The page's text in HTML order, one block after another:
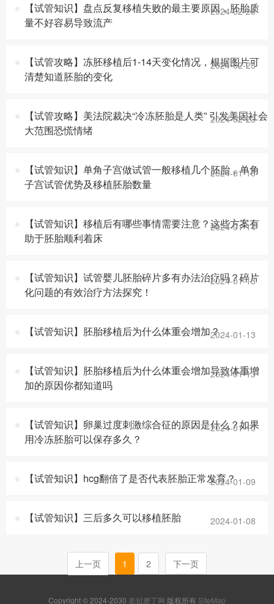
【试管知识】盘点反复移植失败的最主要原因，胚胎质
量不好容易导致流产
2024-02-28
【试管攻略】冻胚移植后1-14天变化情况，根据图片可
清楚知道胚胎的变化
2024-02-28
【试管攻略】美法院裁决“冷冻胚胎是人类” 引发美国社会
大范围恐慌情绪
2024-02-23
【试管知识】单角子宫做试管一般移植几个胚胎，单角
子宫试管优势及移植胚胎数量
2024-01-16
【试管知识】移植后有哪些事情需要注意？这些方案有
助于胚胎顺利着床
2024-01-14
【试管知识】试管婴儿胚胎碎片多有办法治疗吗？碎片
化问题的有效治疗方法探究！
2024-01-13
【试管知识】胚胎移植后为什么体重会增加？2024-01-13
【试管知识】胚胎移植后为什么体重会增加导致体重增
加的原因你都知道吗
2024-01-13
【试管知识】卵巢过度刺激综合征的原因是什么？如果
用冷冻胚胎可以保存多久？
2024-01-10
【试管知识】hcg翻倍了是否代表胚胎正常发育？
2024-01-09
【试管知识】三后多久可以移植胚胎 2024-01-08
上一页 1 2 下一页
Copyright © 2024-2030 老挝磨丁网 版权所有 SiteMap